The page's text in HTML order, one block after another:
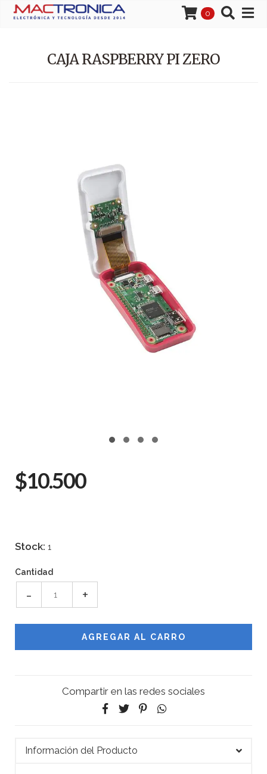
0
CAJA RASPBERRY PI ZERO
$10.500
Stock: 1
Cantidad
- +
Compartir en las redes sociales
Información del Producto